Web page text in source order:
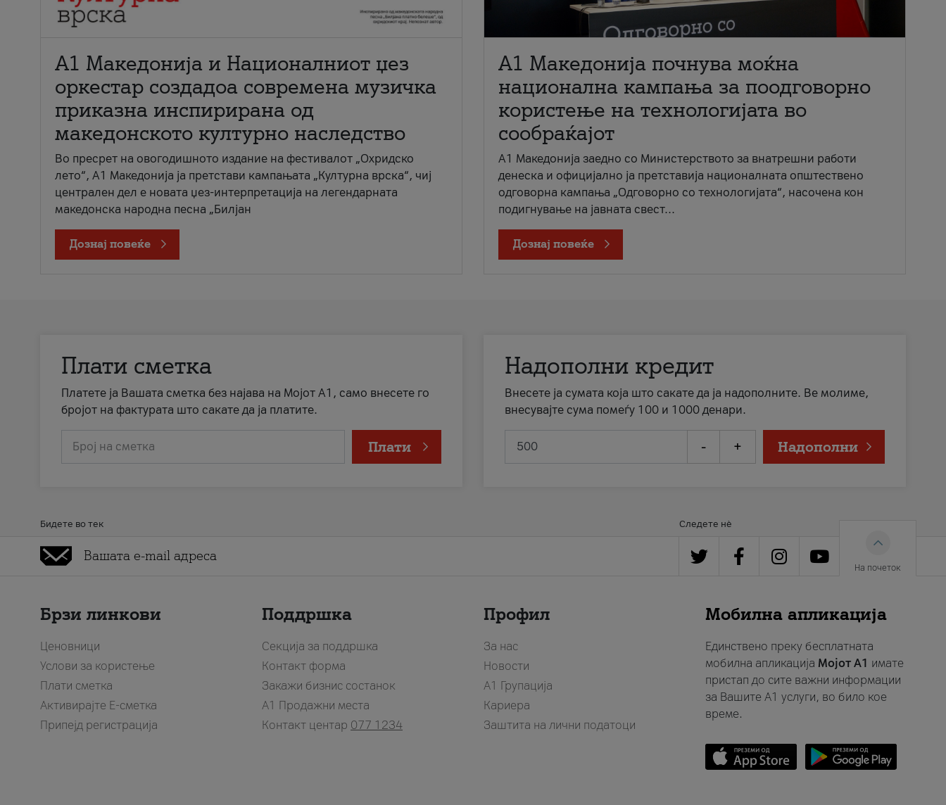
А1 Македонија и Националниот џез
оркестар создадоа современа музичка
приказна инспирирана од
македонското културно наследство
Во пресрет на овогодишното издание на фестивалот „Охридско
лето“, А1 Македонија ја претстави кампањата „Културна врска“, чиј
централен дел е новата џез-интерпретација на легендарната
македонска народна песна „Билјан
Дознај повеќе
A1 Македонија почнува моќна
национална кампања за поодговорно
користење на технологијата во
сообраќајот
A1 Македонија заедно со Министерството за внатрешни работи
денеска и официјално ја претставија националната општествено
одговорна кампања „Одговорно со технологијата“, насочена кон
подигнување на јавната свест...
Дознај повеќе
Плати сметка
Платете ја Вашата сметка без најава на Мојот А1, само внесете го
бројот на фактурата што сакате да ја платите.
Број на сметка Плати
Надополни кредит
Внесете ја сумата која што сакате да ја надополните. Ве молиме,
внесувајте сума помеѓу 100 и 1000 денари.
- + Надополни
Бидете во тек Следете нè
На почеток
Брзи линкови
Ценовници
Услови за користење
Плати сметка
Активирајте Е-сметка
Припејд регистрација
Поддршка
Секција за поддршка
Контакт форма
Закажи бизнис состанок
A1 Продажни места
Контакт центар 077 1234
Профил
За нас
Новости
А1 Групација
Кариера
Заштита на лични податоци
Мобилна апликација
Единствено преку бесплатната
мобилна апликација Мојот A1 имате
пристап до сите важни информации
за Вашите A1 услуги, во било кое
време.